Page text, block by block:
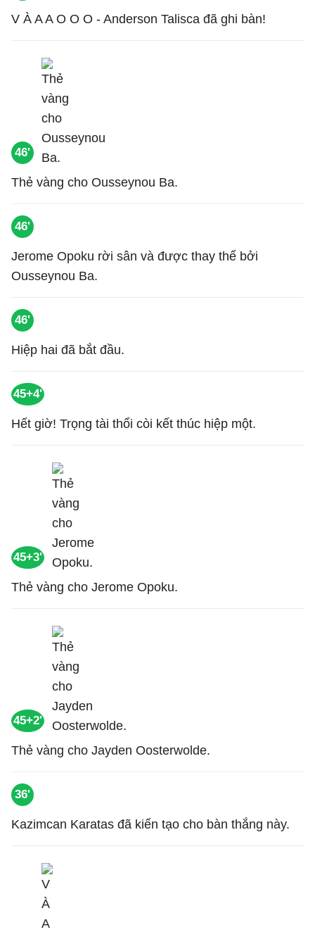
V À A A O O O - Anderson Talisca đã ghi bàn!
46'
Thẻ vàng cho Ousseynou Ba.
46'
Jerome Opoku rời sân và được thay thế bởi
Ousseynou Ba.
46'
Hiệp hai đã bắt đầu.
45+4'
Hết giờ! Trọng tài thổi còi kết thúc hiệp một.
45+3'
Thẻ vàng cho Jerome Opoku.
45+2'
Thẻ vàng cho Jayden Oosterwolde.
36'
Kazimcan Karatas đã kiến tạo cho bàn thắng này.